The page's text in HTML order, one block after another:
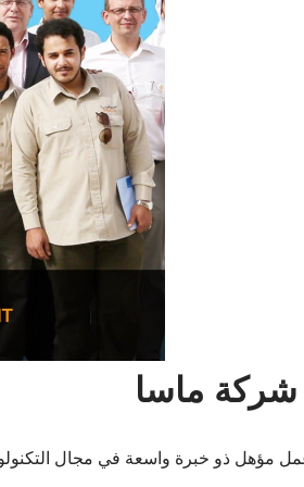
شركة ماسا
مؤهل ذو خبرة واسعة في مجال